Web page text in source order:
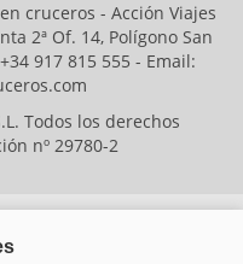
cruceros - Acción Viajes
2ª Of. 14, Polígono San
917 815 555 - Email:
Todos los derechos
nº 29780-2